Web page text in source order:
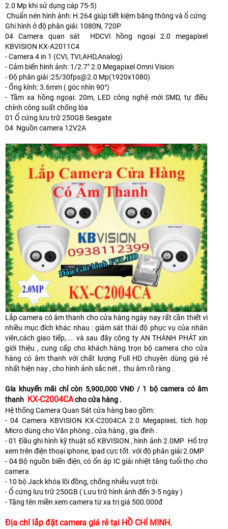
2.0 Mp khi sử dụng cáp 75-5)
Chuẩn nén hình ảnh: H.264 giúp tiết kiệm băng thông và ổ cứng
Ghi hình ở độ phân giải: 1080N, 720P
04 Camera quan sát HDCVI hồng ngoại 2.0 megapixel
KBVISION KX-A2011C4
- Camera 4 in 1 (CVI, TVI,AHD,Analog)
- Cảm biến hình ảnh: 1/2.7" 2.0 Megapixel Omni Vision
- Độ phân giải :25/30fps@2.0 Mp(1920x1080)
- Ống kính: 3.6mm ( góc nhìn 90°)
- Tầm xa hồng ngoại: 20m, LED công nghệ mới SMD, tự điều
chỉnh công suất chống lóa
01 Ổ cứng lưu trữ 250GB Seagate
04 Nguồn camera 12V2A
Lắp camera có âm thanh cho cửa hàng ngày nay rất cần thiết vì
nhiều mục đích khác nhau : giám sát thái độ phục vụ của nhân
viên,cách giao tiếp,.... và sau đây công ty AN THÀNH PHÁT xin
giới thiệu , cung cấp cho khách hàng trọn bộ camera cho cửa
hàng có âm thanh với chất lượng Full HD chuyên dùng giá rẻ
nhất hiện nay , cho hình ảnh sắc nét , thu âm rõ ràng .
Gía khuyến mãi chỉ còn 5,900,000 VNĐ / 1 bộ camera có âm
thanh
KX-C2004CAcho cửa hàng .
Hệ thống Camera Quan Sát cửa hàng bao gồm:
- 04 Camera KBVISION KX-C2004CA 2.0 MegapixeL tích hợp
Micro dùng cho Văn phòng , cửa hàng , gia đình .
- 01 Đầu ghi hình kỹ thuật số KBVISION , hình ảnh 2.0MP Hổ trợ
xem trên điện thoại iphone, ipad cực tốt. với độ phân giải 2.0MP
- 04 Bộ nguồn biến điện, có ổn áp IC giải nhiệt tăng tuổi thọ cho
camera
- 10 bộ Jack khóa lõi đồng, chống nhiễu vượt trội.
- Ổ cứng lưu trữ 250GB ( Lưu trữ hình ảnh đến 3-5 ngày )
- Tặng tên miền xem camera từ xa trị giá 500.000đ
Địa chỉ lắp đặt camera giá rẻ tại HỒ CHÍ MINH.